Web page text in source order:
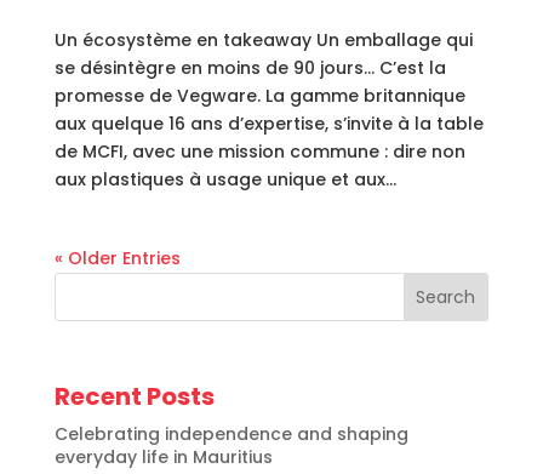
Un écosystème en takeaway Un emballage qui
se désintègre en moins de 90 jours… C’est la
promesse de Vegware. La gamme britannique
aux quelque 16 ans d’expertise, s’invite à la table
de MCFI, avec une mission commune : dire non
aux plastiques à usage unique et aux...
« Older Entries
Search
Recent Posts
Celebrating independence and shaping
everyday life in Mauritius